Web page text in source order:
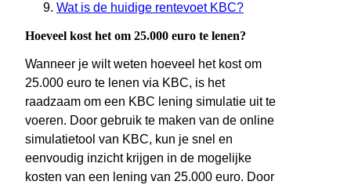
Wat is de huidige rentevoet KBC?
Hoeveel kost het om 25.000 euro te lenen?
Wanneer je wilt weten hoeveel het kost om
25.000 euro te lenen via KBC, is het
raadzaam om een KBC lening simulatie uit te
voeren. Door gebruik te maken van de online
simulatietool van KBC, kun je snel en
eenvoudig inzicht krijgen in de mogelijke
kosten van een lening van 25.000 euro. Door